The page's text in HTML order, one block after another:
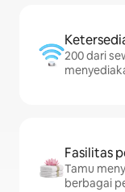
200 dari
Fasilitas
Tamu
berbagai